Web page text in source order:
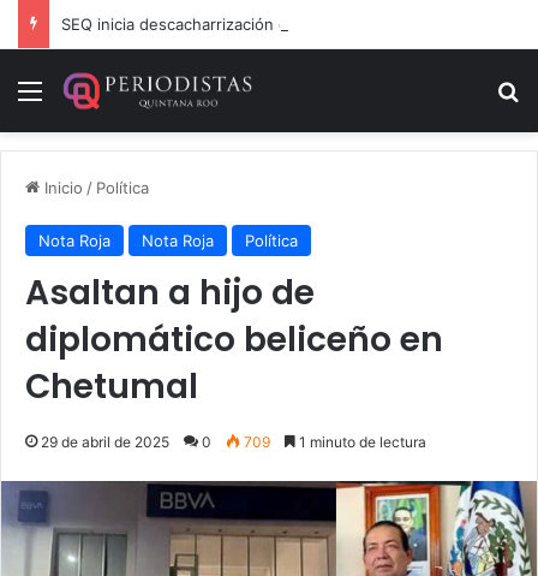
Menú
Inicio / Política
Nota Roja Nota Roja Política
Asaltan a hijo de
diplomático beliceño en
Chetumal
29 de abril de 2025 0 709 1 minuto de lectura